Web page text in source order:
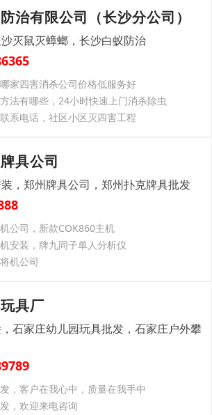
治有限公司（长沙分公司）
灭鼠灭蟑螂，长沙白蚁防治
家四害消杀公司价格低服务好
法有哪些，24小时快速上门消杀除虫
系电话，社区小区灭四害工程
具公司
，郑州牌具公司，郑州扑克牌具批发
公司，新款COK860主机
安装，牌九同子单人分析仪
机公司
具厂
石家庄幼儿园玩具批发，石家庄户外攀
，客户在我心中，质量在我手中
，欢迎来电咨询